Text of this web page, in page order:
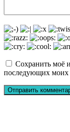
Сохранить моё
последующих моих